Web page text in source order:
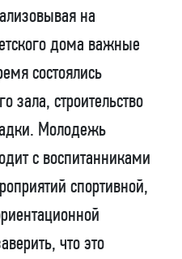
на
дома важные
состоялись
зала, строительство
Молодежь
с воспитанниками
спортивной,
что это